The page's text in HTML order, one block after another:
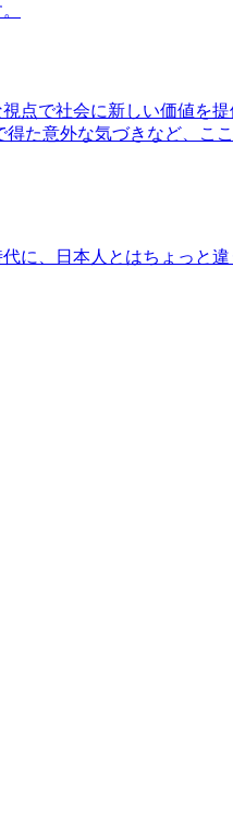
点で社会に新しい価値を
た意外な気づきなど、こ
に、日本人とはちょっと